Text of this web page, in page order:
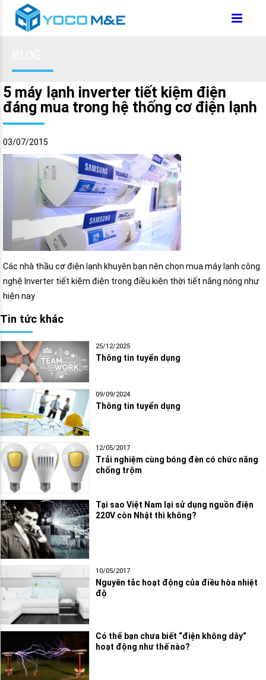
5 máy lạnh inverter tiết kiệm điện
đáng mua trong hệ thống cơ điện lạnh
03/07/2015
Các nhà thầu cơ điện lạnh khuyên bạn nên chọn mua máy lạnh công
nghệ Inverter tiết kiệm điện trong điều kiện thời tiết nắng nóng như
hiện nay
Tin tức khác
25/12/2025
Thông tin tuyển dụng
09/09/2024
Thông tin tuyển dụng
12/05/2017
Trải nghiệm cùng bóng đèn có chức năng
chống trộm
Tại sao Việt Nam lại sử dụng nguồn điện
220V còn Nhật thì không?
10/05/2017
Nguyên tắc hoạt động của điều hòa nhiệt
độ
Có thể bạn chưa biết “điện không dây”
hoạt động như thế nào?